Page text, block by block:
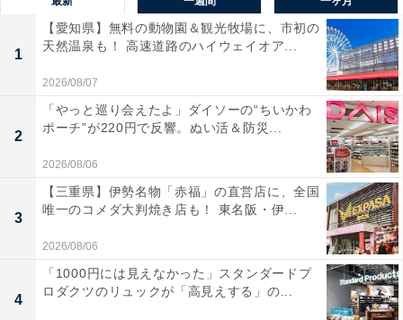
1
【愛知県】無料の動物園＆観光牧場に、市初の
天然温泉も！ 高速道路のハイウェイオア...
2026/08/07
2
「やっと巡り会えたよ」ダイソーの“ちいかわ
ポーチ”が220円で反響。ぬい活＆防災...
2026/08/06
3
【三重県】伊勢名物「赤福」の直営店に、全国
唯一のコメダ大判焼き店も！ 東名阪・伊...
2026/08/06
4
「1000円には見えなかった」スタンダードプ
ロダクツのリュックが「高見えする」の...